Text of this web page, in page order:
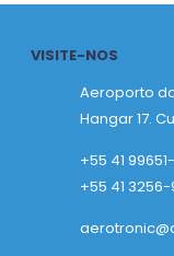
VISITE-NOS
Aeroporto
Hangar 17.
+55 41
+55 41 3256-